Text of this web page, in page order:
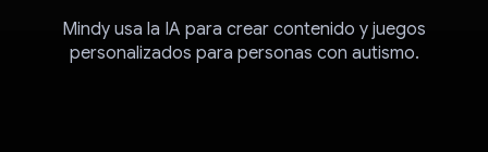
Mindy usa la IA para crear contenido y juegos
personalizados para personas con autismo.